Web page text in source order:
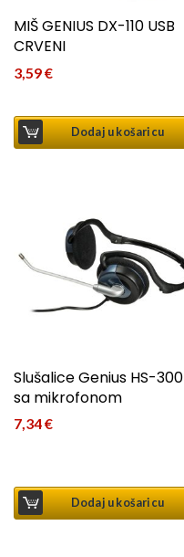
MIŠ GENIUS DX-110 USB
CRVENI
3,59€
Dodaj u košaricu
Slušalice Genius HS-
sa mikrofonom
7,34€
Dodaj u košaricu